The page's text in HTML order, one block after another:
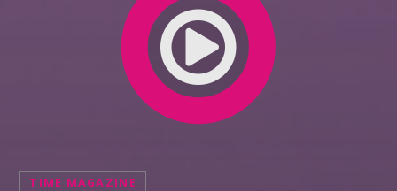
TIME MAGAZINE